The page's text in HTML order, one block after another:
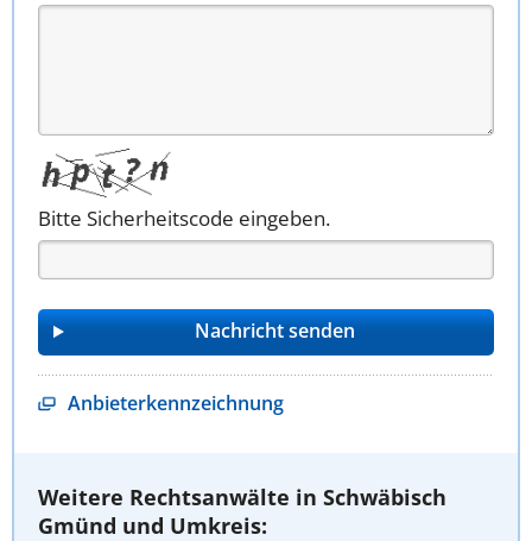
Bitte Sicherheitscode eingeben.
Anbieterkennzeichnung
Weitere Rechtsanwälte in Schwäbisch
Gmünd und Umkreis: